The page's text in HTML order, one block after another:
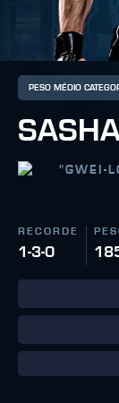
PESO MÉDIO
"GWEI-
RECORDE
1-3-0